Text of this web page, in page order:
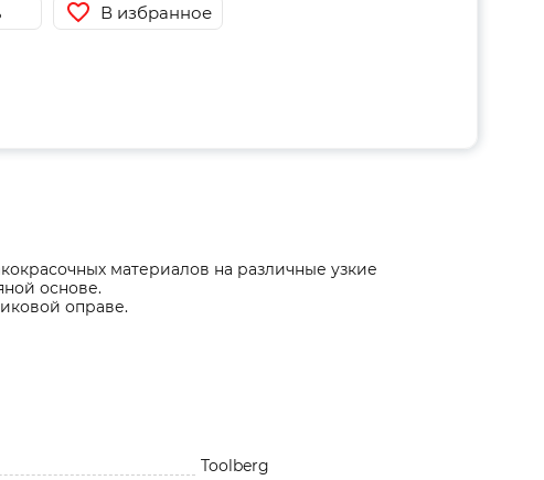
В избранное
материалов на различные узкие
основе.
оправе.
Toolberg